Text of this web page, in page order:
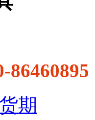
86460895
期